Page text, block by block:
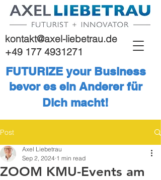
kontakt@axel-liebetrau.de
+49 177 4931271
FUTURIZE your Business
bevor es ein Anderer für
Dich macht!
Post
ZOOM KMU-Events am
Axel Liebetrau
Sep 2, 2024 1 min read